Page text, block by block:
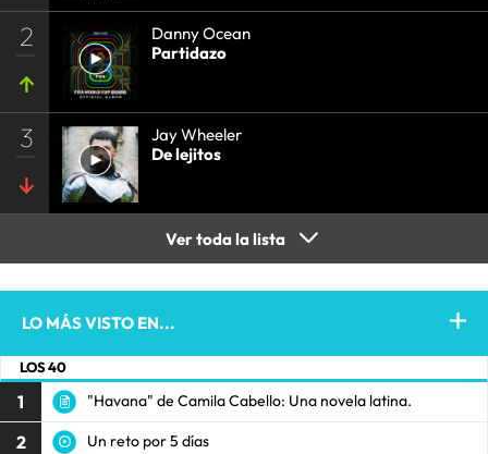
2
Danny Ocean
Partidazo
3
Jay Wheeler
De lejitos
Ver toda la lista
LO MÁS VISTO EN...
LOS 40
1 "Havana" de Camila Cabello: Una novela latina.
2 Un reto por 5 días